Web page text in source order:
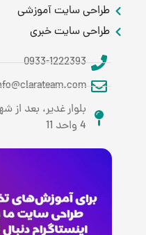
طراحی سایت آموزشی
طراحی سایت خبری
0933-1222393
بلوار غدیر، بعد
4 واحد 11